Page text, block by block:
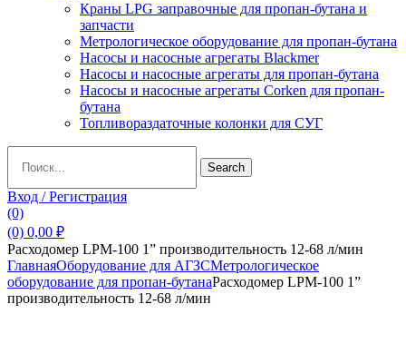
Краны LPG заправочные для пропан-бутана и
запчасти
Метрологическое оборудование для пропан-бутана
Насосы и насосные агрегаты Blackmer
Насосы и насосные агрегаты для пропан-бутана
Насосы и насосные агрегаты Corken для пропан-
бутана
Топливораздаточные колонки для СУГ
for:
Search
Вход / Регистрация
(0)
(0) 0,00 ₽
Расходомер LPM-100 1” производительность 12-68 л/мин
ГлавнаяОборудование для АГЗСМетрологическое
оборудование для пропан-бутанаРасходомер LPM-100 1”
производительность 12-68 л/мин